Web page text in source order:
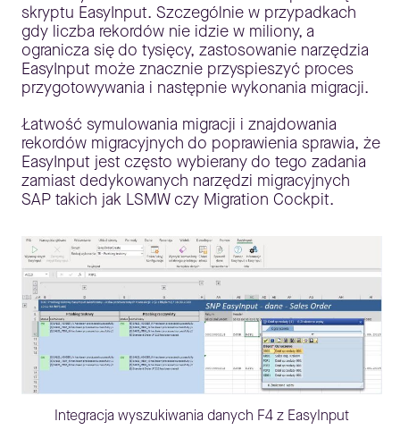
skryptu EasyInput. Szczególnie w przypadkach
gdy liczba rekordów nie idzie w miliony, a
ogranicza się do tysięcy, zastosowanie narzędzia
EasyInput może znacznie przyspieszyć proces
przygotowywania i następnie wykonania migracji.
Łatwość symulowania migracji i znajdowania
rekordów migracyjnych do poprawienia sprawia, że
EasyInput jest często wybierany do tego zadania
zamiast dedykowanych narzędzi migracyjnych
SAP takich jak LSMW czy Migration Cockpit.
Integracja wyszukiwania danych F4 z EasyInput